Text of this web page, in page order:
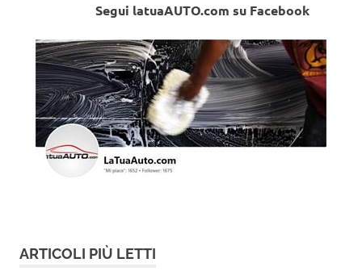
Segui latuaAUTO.com su Facebook
ARTICOLI PIÙ LETTI